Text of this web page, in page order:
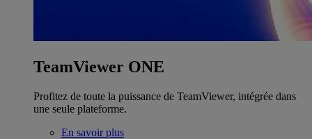
TeamViewer ONE
Profitez de toute la puissance de TeamViewer, intégrée dans
une seule plateforme.
En savoir plus